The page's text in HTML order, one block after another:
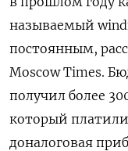
называемый
постоянным,
Moscow Times.
получил более
который
доналоговая